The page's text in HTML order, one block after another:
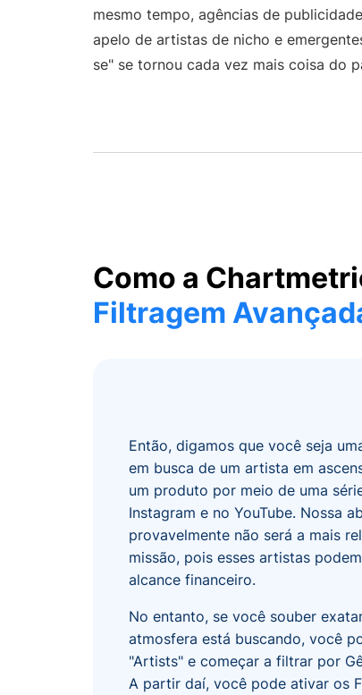
mesmo tempo, agências de
apelo de artistas de nicho e
se" se tornou cada vez mais coisa do
Como a
Filtragem
Então, digamos que você seja
em busca de um artista em
um produto por meio de uma
Instagram e no YouTube. Nossa
provavelmente não será a mais
missão, pois esses artistas
alcance financeiro.
No entanto, se você souber
atmosfera está buscando, você
"Artists" e começar a filtrar por
A partir daí, você pode ativar os